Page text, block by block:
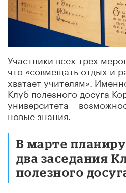
Участники всех трех
что «совмещать отдых и
хватает учителям».
Клуб полезного досуга
университета –
новые знания.
В марте
два заседания
полезного